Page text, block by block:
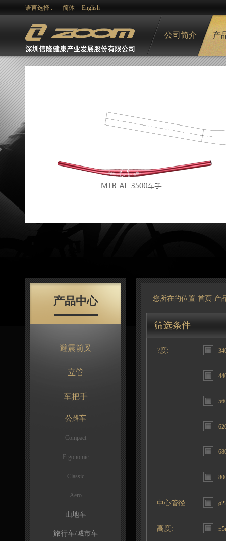
语言选择 : 简体 English
公司简介 产
产品中心
避震前叉
立管
车把手
公路车
Compact
Ergonomic
Classic
Aero
山地车
旅行车/城市车
您所在的位置-首页 -产
筛选条件
?度:
中心管径:
高度: